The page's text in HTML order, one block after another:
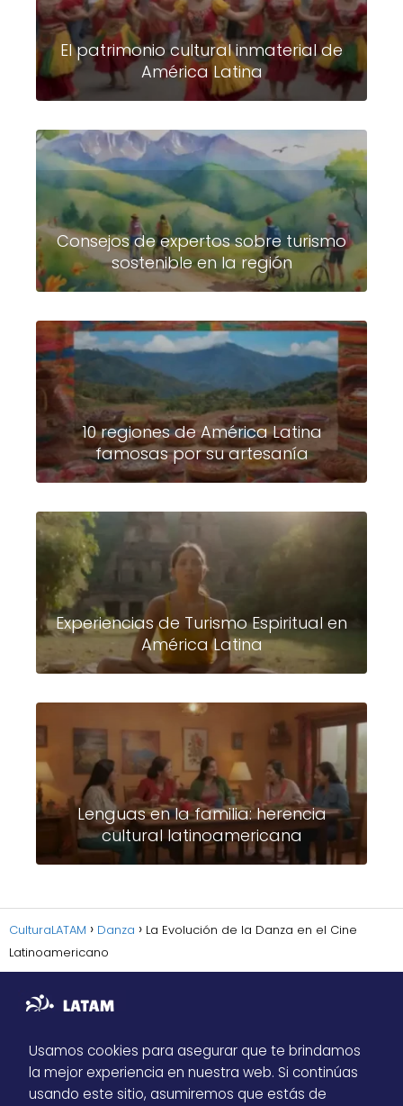
El patrimonio cultural inmaterial de
América Latina
Consejos de expertos sobre turismo
sostenible en la región
10 regiones de América Latina
famosas por su artesanía
Experiencias de Turismo Espiritual en
América Latina
Lenguas en la familia: herencia
cultural latinoamericana
CulturaLATAM Danza
La Evolución de la Danza en el Cine
Latinoamericano
Sitemap
Usamos cookies para asegurar que te brindamos
la mejor experiencia en nuestra web. Si continúas
usando este sitio, asumiremos que estás de